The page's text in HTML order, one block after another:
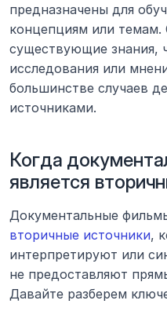
предназначены для
концепциям или
существующие знания,
исследования или
большинстве случаев
источниками.
Когда
является
вторичные источники,
интерпретируют или
не предоставляют
Давайте разберем